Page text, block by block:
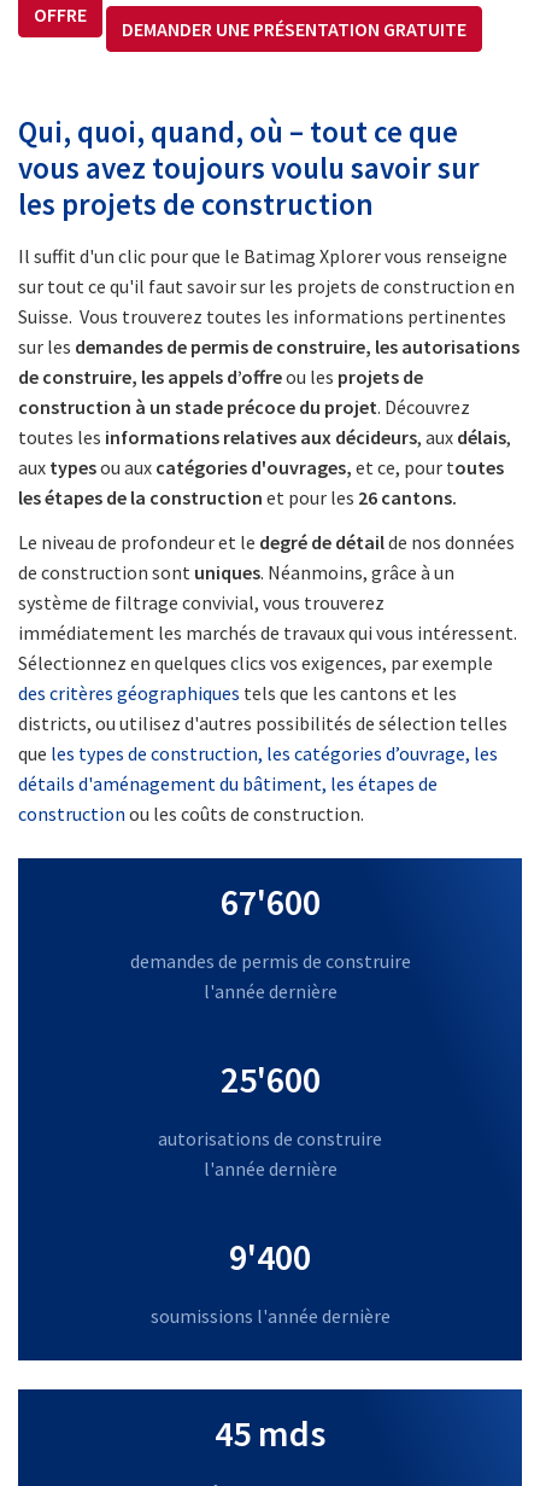
OFFRE
DEMANDER UNE PRÉSENTATION GRATUITE
Qui, quoi, quand, où – tout ce que
vous avez toujours voulu savoir sur
les projets de construction
Il suffit d'un clic pour que le Batimag Xplorer vous renseigne
sur tout ce qu'il faut savoir sur les projets de construction en
Suisse. Vous trouverez toutes les informations pertinentes
sur les demandes de permis de construire, les autorisations
de construire, les appels d’offreou les projets de
construction à un stade précoce du projet. Découvrez
toutes les informations relatives aux décideurs, aux délais,
aux typesou aux catégories d'ouvrages, et ce, pour toutes
les étapes de la construction et pour les 26 cantons.
Le niveau de profondeur et le degré de détailde nos données
de construction sont uniques. Néanmoins, grâce à un
système de filtrage convivial, vous trouverez
immédiatement les marchés de travaux qui vous intéressent.
Sélectionnez en quelques clics vos exigences, par exemple
des critères géographiques tels que les cantons et les
districts, ou utilisez d'autres possibilités de sélection telles
que les types de construction, les catégories d’ouvrage, les
détails d'aménagement du bâtiment, les étapes de
construction ou les coûts de construction.
67'600
demandes de permis de construire
l'année dernière
25'600
autorisations de construire
l'année dernière
9'400
soumissions l'année dernière
45 mds